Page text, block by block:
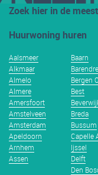
Zoek hier in de
Huurwoning huren
Aalsmeer
Alkmaar
Almelo
Almere
Amersfoort
Amstelveen
Amsterdam
Apeldoorn
Arnhem
Assen
Baarn
Bergen
Best
Breda
Bussum
Capelle
Ijssel
Delft
Den